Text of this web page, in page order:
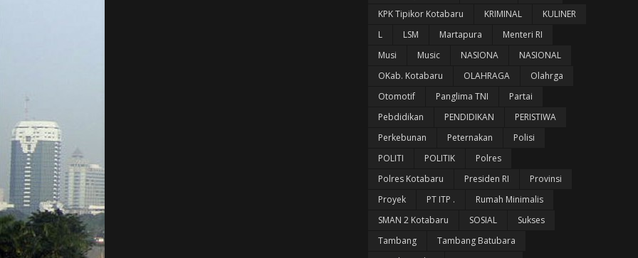
KPK Tipikor Kotabaru
KRIMINAL
KULINER
L
LSM Martapura
Menteri RI
Musi
Music NASIONA
NASIONAL
OKab. Kotabaru
OLAHRAGA
Olahrga
Otomotif
Panglima TNI
Partai
Pebdidikan
PENDIDIKAN
PERISTIWA
Perkebunan
Peternakan
Polisi
POLITI
POLITIK
Polres
Polres Kotabaru
Presiden RI
Provinsi
Proyek
PT ITP .
Rumah Minimalis
SMAN 2 Kotabaru
SOSIAL
Sukses
Tambang
Tambang Batubara